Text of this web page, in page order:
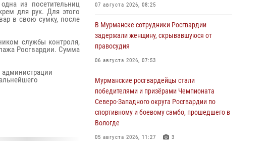
из посетительниц
для рук. Для этого
в свою сумку, после
службы контроля,
Росгвардии. Сумма
07 августа 2026, 08:25
В Мурманске сотрудники Росгвардии
задержали женщину, скрывавшуюся от
правосудия
06 августа 2026, 07:53
Мурманские росгвардейцы стали
победителями и призёрами Чемпионата
Северо-Западного округа Росгвардии по
спортивному и боевому самбо, прошедшего в
Вологде
05 августа 2026, 11:27 3